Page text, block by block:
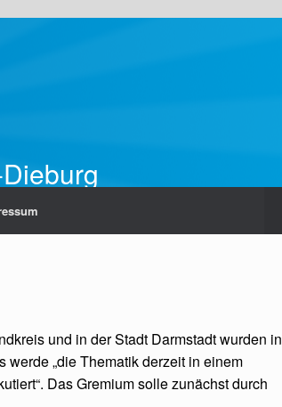
und in der Stadt Darmstadt wurden in
„die Thematik derzeit in einem
Das Gremium solle zunächst durch